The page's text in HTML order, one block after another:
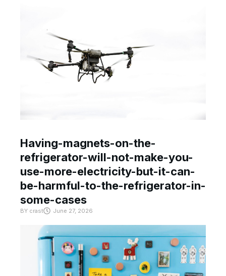
Having-magnets-on-the-
refrigerator-will-not-make-you-
use-more-electricity-but-it-can-
be-harmful-to-the-refrigerator-in-
some-cases
BY crast June 27, 2026